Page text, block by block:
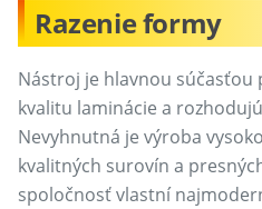
Razenie formy
Nástroj je hlavnou súčasťou
kvalitu laminácie a
Nevyhnutná je výroba
kvalitných surovín a
spoločnosť vlastní